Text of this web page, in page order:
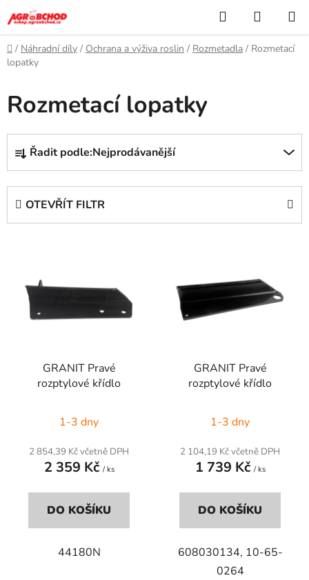
na
obsah
Hledat
KOŠÍK
Domů
/ Náhradní díly / Ochrana a výživa roslin / Rozmetadla / Rozmetací
lopatky
Rozmetací lopatky
Ř
z
Řadit podle:Nejprodávanější
OTEVŘÍT FILTR
GRANIT Pravé
rozptylové křídlo
1-3 dny
2 854,39 Kč včetně DPH
2 359 Kč / ks
DO KOŠÍKU
44180N
GRANIT Pravé
rozptylové křídlo
1-3 dny
2 104,19 Kč včetně DPH
1 739 Kč / ks
DO KOŠÍKU
608030134, 10-65-
0264